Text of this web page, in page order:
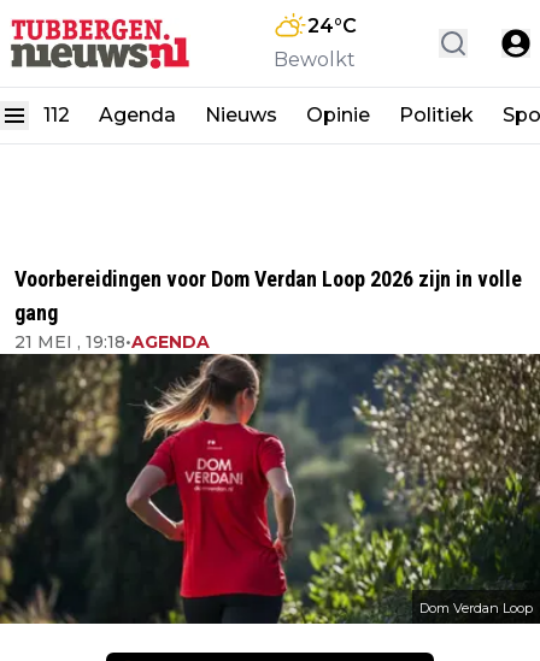
24°C
Bewolkt
112 Agenda Nieuws Opinie Politiek
Voorbereidingen voor Dom Verdan Loop 2026 zijn in volle
gang
21 MEI , 19:18•AGENDA
Dom Verdan Loop